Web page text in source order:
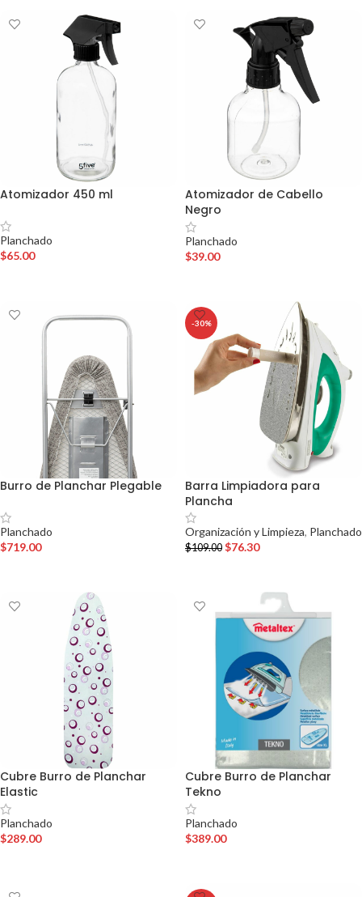
Atomizador 450 ml
Planchado
$65.00
Atomizador de Cabello
Negro
Planchado
$39.00
Burro de Planchar Plegable
Planchado
$719.00
-30%
Barra Limpiadora para
Plancha
Organización y Limpieza, Planchado
$109.00 $76.30
Cubre Burro de Planchar
Elastic
Planchado
$289.00
Cubre Burro de Planchar
Tekno
Planchado
$389.00